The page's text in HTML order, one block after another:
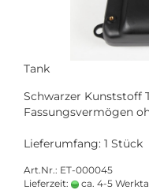
Tank
Schwarzer Kunststoff
Fassungsvermögen
Lieferumfang: 1 Stück
Art.Nr.: ET-000045
Lieferzeit:
ca. 4-5